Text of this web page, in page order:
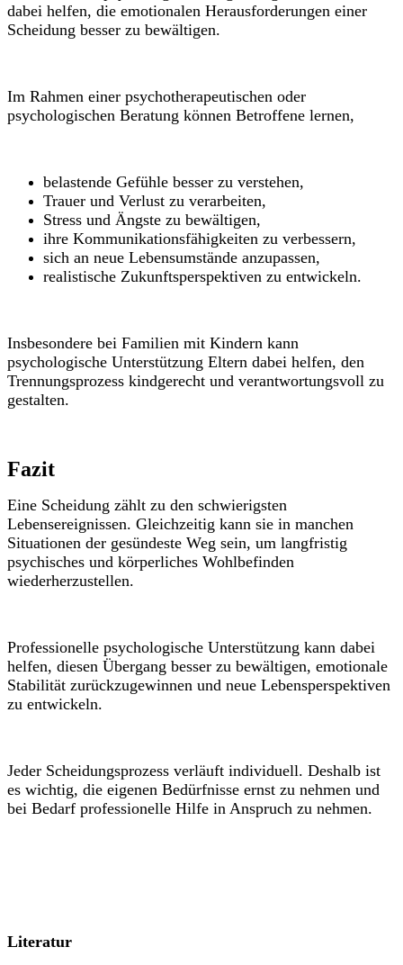
dabei helfen, die emotionalen Herausforderungen einer
Scheidung besser zu bewältigen.
Im Rahmen einer psychotherapeutischen oder
psychologischen Beratung können Betroffene lernen,
belastende Gefühle besser zu verstehen,
Trauer und Verlust zu verarbeiten,
Stress und Ängste zu bewältigen,
ihre Kommunikationsfähigkeiten zu verbessern,
sich an neue Lebensumstände anzupassen,
realistische Zukunftsperspektiven zu entwickeln.
Insbesondere bei Familien mit Kindern kann
psychologische Unterstützung Eltern dabei helfen, den
Trennungsprozess kindgerecht und verantwortungsvoll zu
gestalten.
Fazit
Eine Scheidung zählt zu den schwierigsten
Lebensereignissen. Gleichzeitig kann sie in manchen
Situationen der gesündeste Weg sein, um langfristig
psychisches und körperliches Wohlbefinden
wiederherzustellen.
Professionelle psychologische Unterstützung kann dabei
helfen, diesen Übergang besser zu bewältigen, emotionale
Stabilität zurückzugewinnen und neue Lebensperspektiven
zu entwickeln.
Jeder Scheidungsprozess verläuft individuell. Deshalb ist
es wichtig, die eigenen Bedürfnisse ernst zu nehmen und
bei Bedarf professionelle Hilfe in Anspruch zu nehmen.
Literatur